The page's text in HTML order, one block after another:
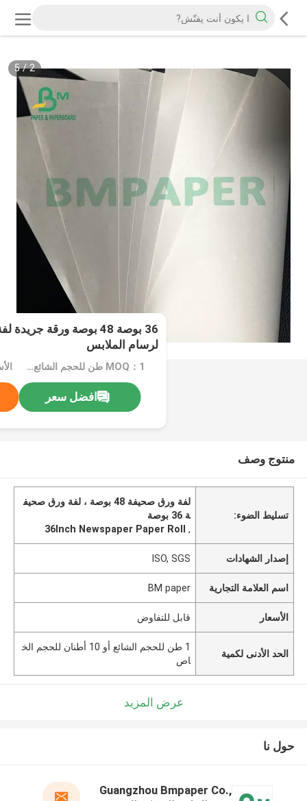
2
/
5
36 بوصة 48 بوصة ورقة
لرسام الملابس
MOQ：1 طن للحجم الشائع أو 10 أطنان للحجم الخاص
افضل سعر
منتوج وصف
تسليط الضوء:
لفة ورق صحيفة 48 بوصة ، لفة ورق صحيف
ة 36 بوصة
,
36Inch Newspaper Paper Roll
إصدار الشهادات ISO, SGS
اسم العلامة التجارية BM paper
الأسعار قابل للتفاوض
الحد الأدنى لكمية
1 طن للحجم الشائع أو 10 أطنان للحجم الخ
اص
عرض المزيد
حول نا
Guangzhou Bmpaper Co.,